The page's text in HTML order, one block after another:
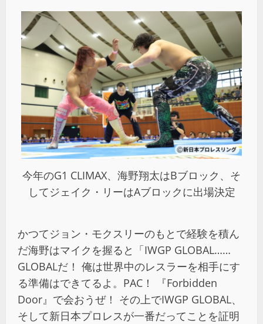
今年のG1 CLIMAX、海野翔太はBブロック、そ
してジェイク・リーはAブロックに出場決定
かつてジョン・モクスリーのもとで経験を積ん
だ海野はマイクを握ると「IWGP GLOBAL……
GLOBALだ！ 俺は世界中のレスラーを相手にす
る準備はできてるよ。PAC！ 『Forbidden
Door』で会おうぜ！ その上でIWGP GLOBAL、
そして新日本プロレスが一番だってことを証明